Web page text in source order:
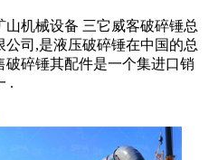
机械设备 三它威客破碎锤总
司,是液压破碎锤在中国的总
碎锤其配件是一个集进口销
.